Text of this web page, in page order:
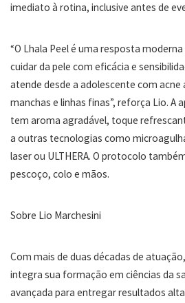
imediato à rotina, inclusive antes de
“O Lhala Peel é uma resposta
cuidar da pele com eficácia e
atende desde a adolescente com
manchas e linhas finas”, reforça Lio. A
tem aroma agradável, toque
a outras tecnologias como
laser ou ULTHERA. O protocolo
pescoço, colo e mãos.
Sobre Lio Marchesini
Com mais de duas décadas de
integra sua formação em ciências da
avançada para entregar resultados